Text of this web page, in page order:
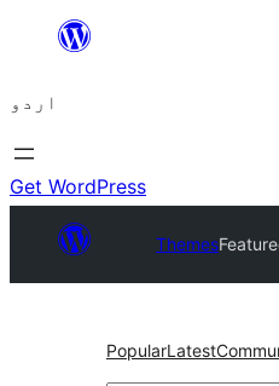
چھوڑیں
پر
جائیں
اردو
Get WordPress
Themes
PopularLatest